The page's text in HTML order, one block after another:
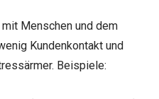
Menschen und dem
Kundenkontakt und
Beispiele: